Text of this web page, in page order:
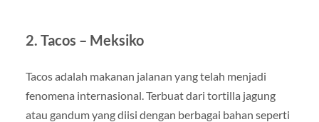
2. Tacos – Meksiko
Tacos adalah makanan jalanan yang telah menjadi
fenomena internasional. Terbuat dari tortilla jagung
atau gandum yang diisi dengan berbagai bahan seperti